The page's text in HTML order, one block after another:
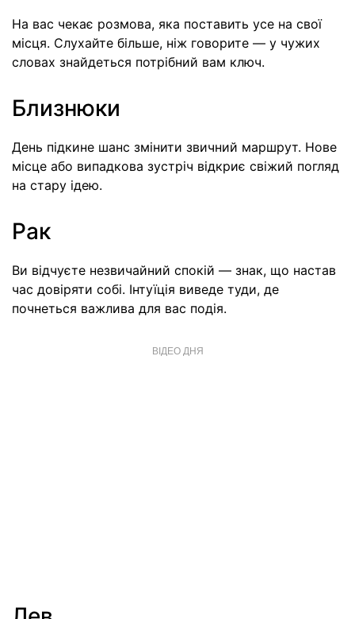
На вас чекає розмова, яка поставить усе на свої
місця. Слухайте більше, ніж говорите — у чужих
словах знайдеться потрібний вам ключ.
Близнюки
День підкине шанс змінити звичний маршрут. Нове
місце або випадкова зустріч відкриє свіжий погляд
на стару ідею.
Рак
Ви відчуєте незвичайний спокій — знак, що настав
час довіряти собі. Інтуїція виведе туди, де
почнеться важлива для вас подія.
ВІДЕО ДНЯ